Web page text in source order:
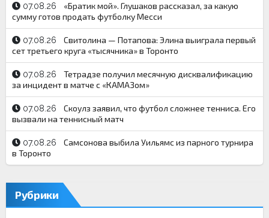
07.08.26
«Братик мой». Глушаков рассказал, за какую
сумму готов продать футболку Месси
07.08.26
Свитолина — Потапова: Элина выиграла первый
сет третьего круга «тысячника» в Торонто
07.08.26
Тетрадзе получил месячную дисквалификацию
за инцидент в матче с «КАМАЗом»
07.08.26
Скоулз заявил, что футбол сложнее тенниса. Его
вызвали на теннисный матч
07.08.26
Самсонова выбила Уильямс из парного турнира
в Торонто
Рубрики